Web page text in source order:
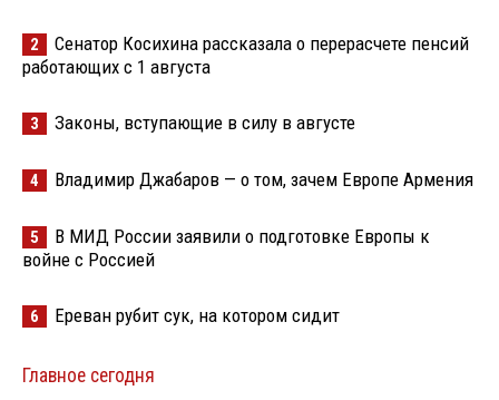
2
Сенатор Косихина рассказала о перерасчете пенсий
работающих с 1 августа
3 Законы, вступающие в силу в августе
4 Владимир Джабаров — о том, зачем Европе Армения
5
В МИД России заявили о подготовке Европы к
войне с Россией
6 Ереван рубит сук, на котором сидит
Главное сегодня